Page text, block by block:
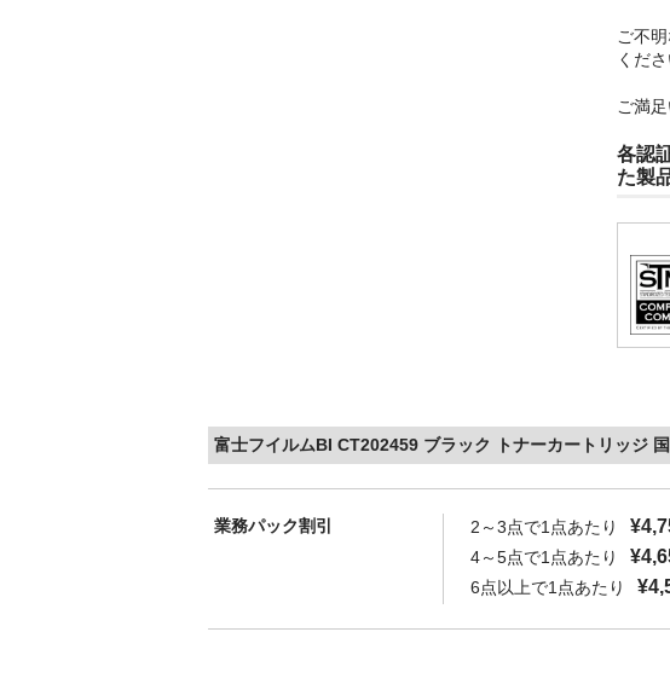
ご不
くださ
ご満
各認
た製
富士フイルムBI CT202459 ブラック トナーカートリッジ
業務パック割引 2～3点で1点あたり
4～5点で1点あたり
6点以上で1点あたり